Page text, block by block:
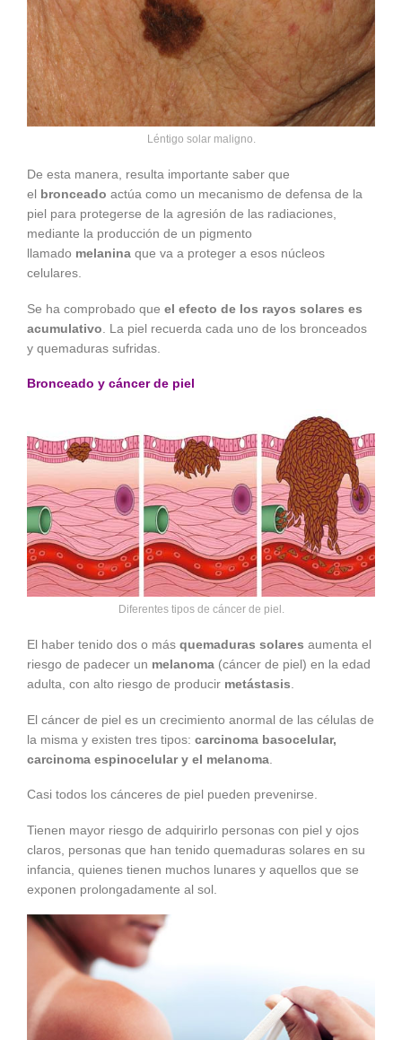
Léntigo solar maligno.
De esta manera, resulta importante saber que
el bronceado actúa como un mecanismo de defensa de la
piel para protegerse de la agresión de las radiaciones,
mediante la producción de un pigmento
llamado melanina que va a proteger a esos núcleos
celulares.
Se ha comprobado que el efecto de los rayos solares es
acumulativo . La piel recuerda cada uno de los bronceados
y quemaduras sufridas.
Bronceado y cáncer de piel
Diferentes tipos de cáncer de piel.
El haber tenido dos o más quemaduras solares aumenta el
riesgo de padecer un melanoma (cáncer de piel) en la edad
adulta, con alto riesgo de producir metástasis.
El cáncer de piel es un crecimiento anormal de las células de
la misma y existen tres tipos: carcinoma basocelular,
carcinoma espinocelular y el melanoma
Casi todos los cánceres de piel pueden prevenirse.
Tienen mayor riesgo de adquirirlo personas con piel y ojos
claros, personas que han tenido quemaduras solares en su
infancia, quienes tienen muchos lunares y aquellos que se
exponen prolongadamente al sol.